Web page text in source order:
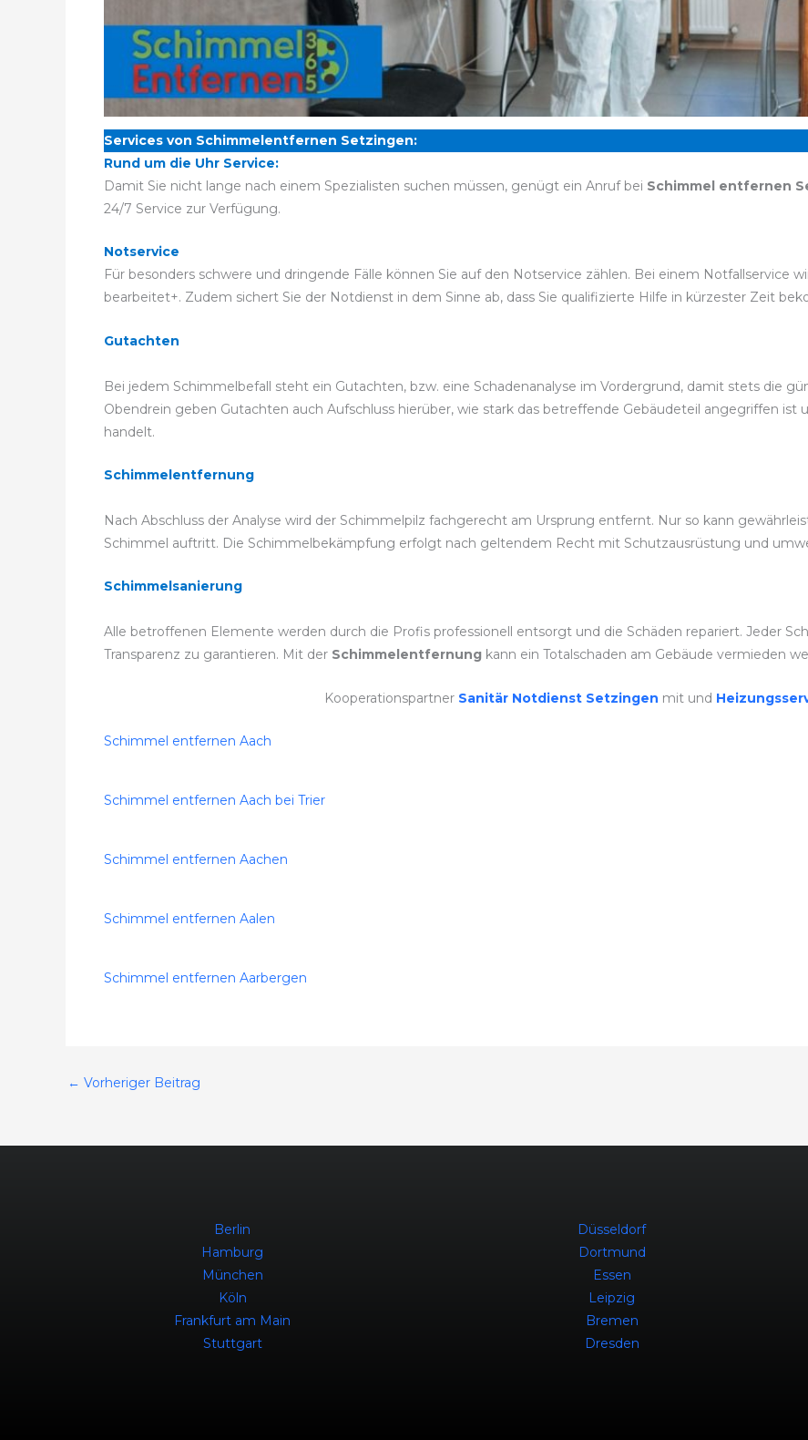
Services von Schimmelentfernen Setzingen:
Rund um die Uhr Service:
Damit Sie nicht lange nach einem Spezialisten suchen müssen, genügt ein Anruf bei Schimmel entfernen
24/7 Service zur Verfügung.
Notservice
Für besonders schwere und dringende Fälle können Sie auf den Notservice zählen. Bei einem Notfallservice
bearbeitet+. Zudem sichert Sie der Notdienst in dem Sinne ab, dass Sie qualifizierte Hilfe in kürzester Zeit
Gutachten
Bei jedem Schimmelbefall steht ein Gutachten, bzw. eine Schadenanalyse im Vordergrund, damit stets die
Obendrein geben Gutachten auch Aufschluss hierüber, wie stark das betreffende Gebäudeteil angegriffen ist
handelt.
Schimmelentfernung
Nach Abschluss der Analyse wird der Schimmelpilz fachgerecht am Ursprung entfernt. Nur so kann
Schimmel auftritt. Die Schimmelbekämpfung erfolgt nach geltendem Recht mit Schutzausrüstung und
Schimmelsanierung
Alle betroffenen Elemente werden durch die Profis professionell entsorgt und die Schäden repariert. Jeder
Transparenz zu garantieren. Mit der Schimmelentfernung kann ein Totalschaden am Gebäude vermieden
Kooperationspartner Sanitär Notdienst Setzingen mit und
Schimmel entfernen Aach
Schimmel entfernen Aach bei Trier
Schimmel entfernen Aachen
Schimmel entfernen Aalen
Schimmel entfernen Aarbergen
← Vorheriger Beitrag
Berlin
Hamburg
München
Köln
Frankfurt am Main
Stuttgart
Düsseldorf
Dortmund
Essen
Leipzig
Bremen
Dresden